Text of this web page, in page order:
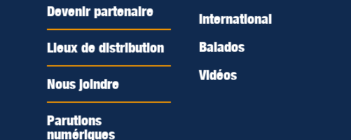
Devenir partenaire
Lieux de distribution
Nous joindre
Parutions
numériques
International
Balados
Vidéos